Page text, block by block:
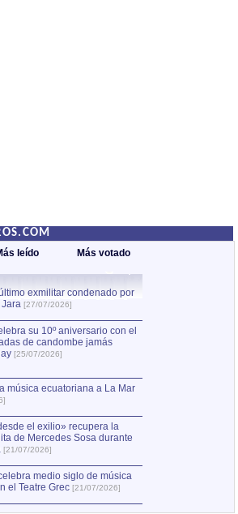
leído Más votado
exmilitar condenado por
[27/07/2026]
su 10º aniversario con el
de candombe jamás
[25/07/2026]
música ecuatoriana a La Mar
el exilio» recupera la
de Mercedes Sosa durante
[21/07/2026]
medio siglo de música
el Teatre Grec [21/07/2026]